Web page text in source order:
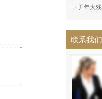
联系我们